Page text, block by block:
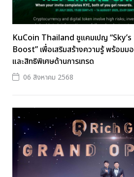
KuCoin Thailand ชูแคมเปญ
Boost” เพื่อเสริมสร้างความรู้ พร้อมม
และสิทธิพิเศษด้านการเทรด
06 สิงหาคม 2568